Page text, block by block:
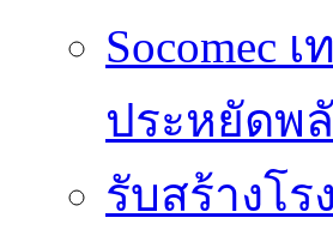
Socomec
ประหยัดพ
รับสร้างโ